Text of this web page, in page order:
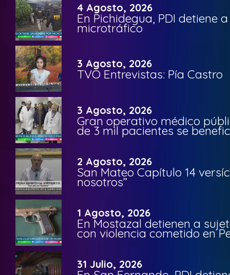
4 Agosto, 2026
En Pichidegua, PDI detiene
microtráfico
3 Agosto, 2026
TVO Entrevistas: Pía Castro
3 Agosto, 2026
Gran operativo médico
de 3 mil pacientes se
2 Agosto, 2026
San Mateo Capítulo 14
nosotros”
1 Agosto, 2026
En Mostazal detienen a
con violencia cometido en
31 Julio, 2026